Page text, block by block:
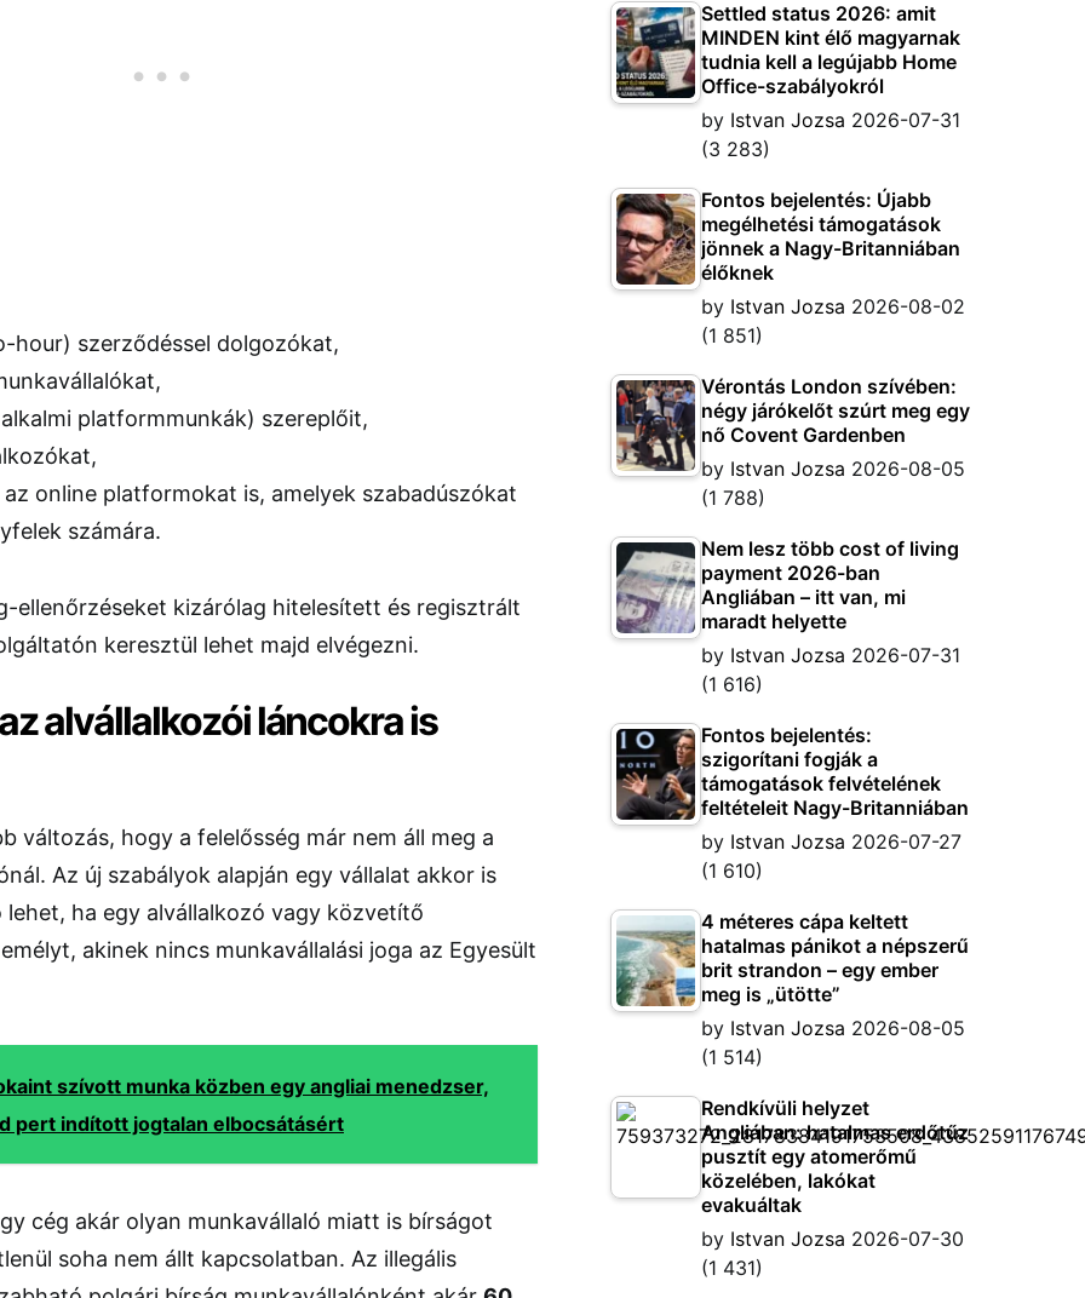
hour) szerződéssel dolgozókat,
platformmunkák) szereplőit,
online platformokat is, amelyek szabadúszókat
számára.
ellenőrzéseket kizárólag hitelesített és regisztrált
keresztül lehet majd elvégezni.
alvállalkozói láncokra is
változás, hogy a felelősség már nem áll meg a
Az új szabályok alapján egy vállalat akkor is
ha egy alvállalkozó vagy közvetítő
akinek nincs munkavállalási joga az Egyesült
szívott munka közben egy angliai menedzser,
pert indított jogtalan elbocsátásért
cég akár olyan munkavállaló miatt is bírságot
soha nem állt kapcsolatban. Az illegális
Settled status 2026: amit
MINDEN kint élő magyarnak
tudnia kell a legújabb Home
Office-szabályokról
by Istvan Jozsa 2026-07-31
(3 283)
Fontos bejelentés: Újabb
megélhetési támogatások
jönnek a Nagy-Britanniában
élőknek
by Istvan Jozsa 2026-08-02
(1 851)
Vérontás London szívében:
négy járókelőt szúrt meg egy
nő Covent Gardenben
by Istvan Jozsa 2026-08-05
(1 788)
Nem lesz több cost of living
payment 2026-ban
Angliában – itt van, mi
maradt helyette
by Istvan Jozsa 2026-07-31
(1 616)
Fontos bejelentés:
szigorítani fogják a
támogatások felvételének
feltételeit Nagy-Britanniában
by Istvan Jozsa 2026-07-27
(1 610)
4 méteres cápa keltett
hatalmas pánikot a népszerű
brit strandon – egy ember
meg is „ütötte”
by Istvan Jozsa 2026-08-05
(1 514)
Rendkívüli helyzet
Angliában: hatalmas erdőtűz
pusztít egy atomerőmű
közelében, lakókat
evakuáltak
by Istvan Jozsa 2026-07-30
(1 431)